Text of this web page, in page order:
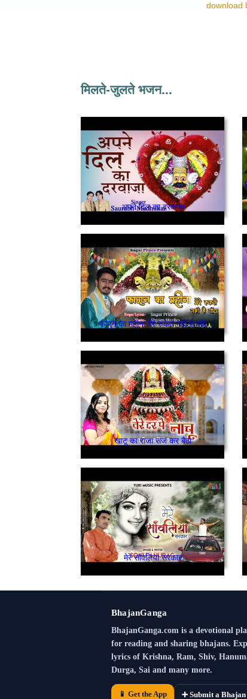
download
मिलते-जुलते भजन...
अपने दिल का दरवाजा
फागुन का महीना मेरे रुकते नहीं है पांव
खाटू का राजा सज कर बैठा
मेरे सांवलिया सरकार
BhajanGanga
BhajanGanga.com is a devotional
for reading and sharing bhajans.
lyrics of Krishna, Ram, Shiv,
Durga, Sai and many more.
📱 Get the App ➕ Submit a Bhajan